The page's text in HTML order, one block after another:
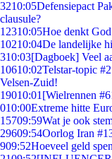
3210:05Defensiepact
clausule?
12310:05Hoe denkt
10210:04De landelijke
310:03[Dagboek] Veel
10610:02Telstar-topic
Velsen-Zuid!
19010:01 [Wielrennen
010:00Extreme hitte
15709:59Wat je ook
29609:54Oorlog Iran
909:52Hoeveel geld